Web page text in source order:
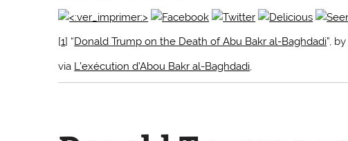
[1] “Donald Trump on the Death of Abu Bakr al-Baghdadi”,
via L’exécution d’Abou Bakr al-Baghdadi,